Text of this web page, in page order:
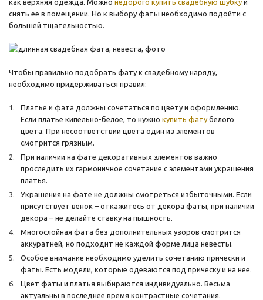
как верхняя одежда. Можно недорого купить свадебную шубку и
снять ее в помещении. Но к выбору фаты необходимо подойти с
большей тщательностью.
Чтобы правильно подобрать фату к свадебному наряду,
необходимо придерживаться правил:
Платье и фата должны сочетаться по цвету и оформлению.
Если платье кипельно-белое, то нужно купить фату белого
цвета. При несоответствии цвета один из элементов
смотрится грязным.
При наличии на фате декоративных элементов важно
проследить их гармоничное сочетание с элементами украшения
платья.
Украшения на фате не должны смотреться избыточными. Если
присутствует венок – откажитесь от декора фаты, при наличии
декора – не делайте ставку на пышность.
Многослойная фата без дополнительных узоров смотрится
аккуратней, но подходит не каждой форме лица невесты.
Особое внимание необходимо уделить сочетанию прически и
фаты. Есть модели, которые одеваются под прическу и на нее.
Цвет фаты и платья выбираются индивидуально. Весьма
актуальны в последнее время контрастные сочетания.